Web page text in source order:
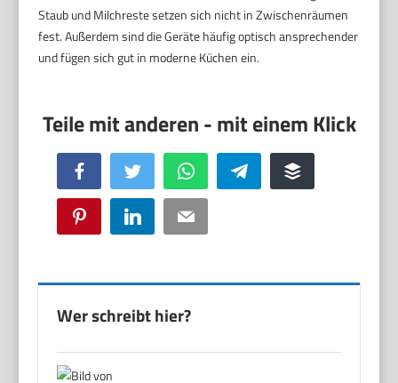
Staub und Milchreste setzen sich nicht in Zwischenräumen
fest. Außerdem sind die Geräte häufig optisch ansprechender
und fügen sich gut in moderne Küchen ein.
Facebook Twitter WhatsApp Telegram Buffer
Pinterest LinkedIn Email
Wer schreibt hier?